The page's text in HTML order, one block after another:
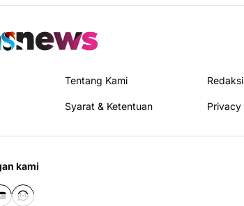
Tentang Kami Redaksi
Syarat & Ketentuan Privacy
kami